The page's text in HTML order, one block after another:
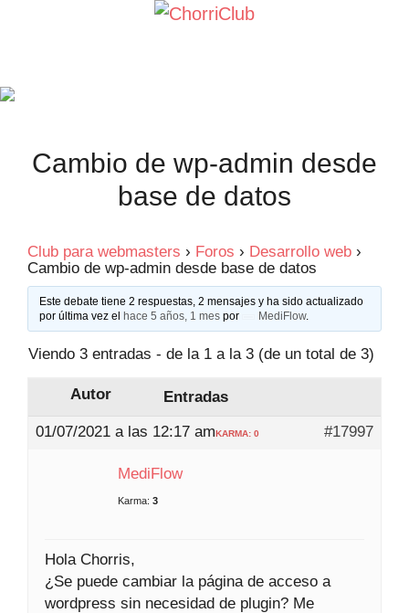
Cambio de wp-admin desde
base de datos
Club para webmasters › Foros › Desarrollo web ›
Cambio de wp-admin desde base de datos
Este debate tiene 2 respuestas, 2 mensajes y ha sido actualizado
por última vez el
hace 5 años, 1 mes por MediFlow.
Viendo 3 entradas - de la 1 a la 3 (de un total de 3)
Autor
Entradas
01/07/2021 a las 12:17 am
#17997
KARMA: 0
MediFlow
Karma: 3
Hola Chorris,
¿Se puede cambiar la página de acceso a
wordpress sin necesidad de plugin? Me